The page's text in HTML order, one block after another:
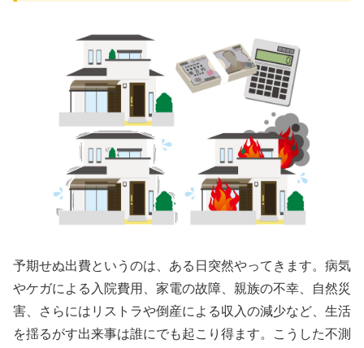
予期せぬ出費というのは、ある日突然やってきます。病気
やケガによる入院費用、家電の故障、親族の不幸、自然災
害、さらにはリストラや倒産による収入の減少など、生活
を揺るがす出来事は誰にでも起こり得ます。こうした不測